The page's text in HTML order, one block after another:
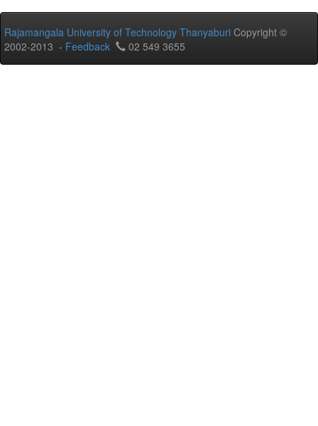
Rajamangala University of Technology Thanyaburi Copyright ©
2002-2013 - Feedback 02 549 3655